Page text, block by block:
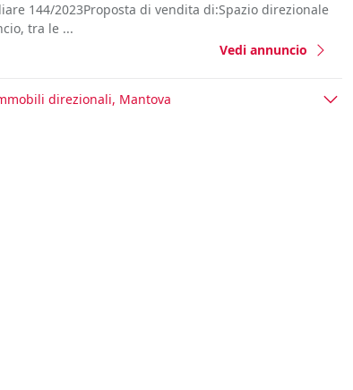
144/2023Proposta di vendita di:Spazio direzionale
tra le ...
Vedi annuncio
direzionali, Mantova